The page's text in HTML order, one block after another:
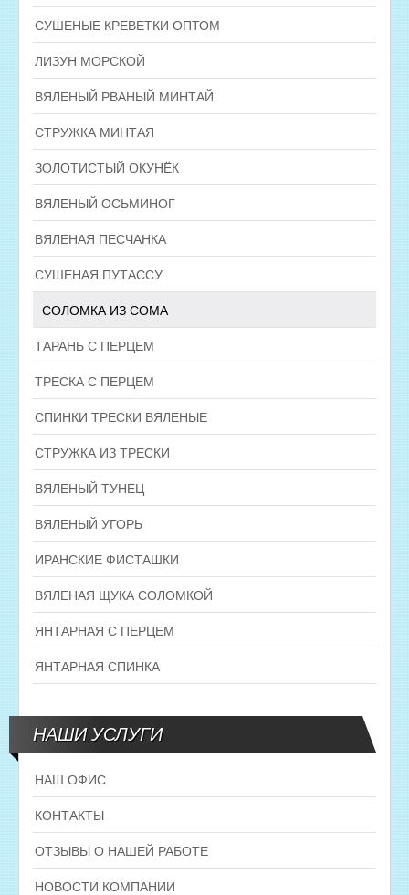
СУШЕНЫЕ КРЕВЕТКИ ОПТОМ
ЛИЗУН МОРСКОЙ
ВЯЛЕНЫЙ РВАНЫЙ МИНТАЙ
СТРУЖКА МИНТАЯ
ЗОЛОТИСТЫЙ ОКУНЁК
ВЯЛЕНЫЙ ОСЬМИНОГ
ВЯЛЕНАЯ ПЕСЧАНКА
СУШЕНАЯ ПУТАССУ
СОЛОМКА ИЗ СОМА
ТАРАНЬ С ПЕРЦЕМ
ТРЕСКА С ПЕРЦЕМ
СПИНКИ ТРЕСКИ ВЯЛЕНЫЕ
СТРУЖКА ИЗ ТРЕСКИ
ВЯЛЕНЫЙ ТУНЕЦ
ВЯЛЕНЫЙ УГОРЬ
ИРАНСКИЕ ФИСТАШКИ
ВЯЛЕНАЯ ЩУКА СОЛОМКОЙ
ЯНТАРНАЯ С ПЕРЦЕМ
ЯНТАРНАЯ СПИНКА
НАШИ УСЛУГИ
НАШ ОФИС
КОНТАКТЫ
ОТЗЫВЫ О НАШЕЙ РАБОТЕ
НОВОСТИ КОМПАНИИ